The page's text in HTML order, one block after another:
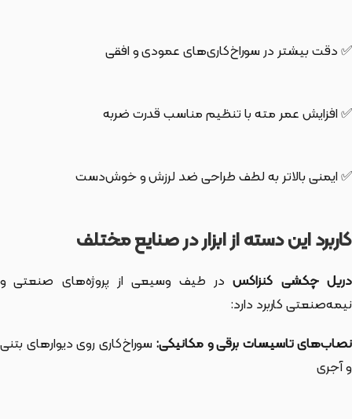
✅ دقت بیشتر در سوراخ‌کاری‌های عمودی و افقی
✅ افزایش عمر مته با تنظیم مناسب قدرت ضربه
✅ ایمنی بالاتر به لطف طراحی ضد لرزش و خوش‌دست
کاربرد این دسته از ابزار در صنایع مختلف
دریل چکشی کنزاکسدر طیف وسیعی از پروژه‌های صنعتی و
نیمه‌صنعتی کاربرد دارد:
نصاب‌های تاسیسات برقی و مکانیکی: سوراخ‌کاری روی دیوارهای بتنی
و آجری